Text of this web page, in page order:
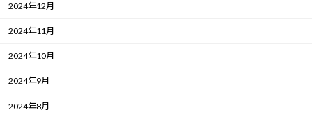
2024年12月
2024年11月
2024年10月
2024年9月
2024年8月